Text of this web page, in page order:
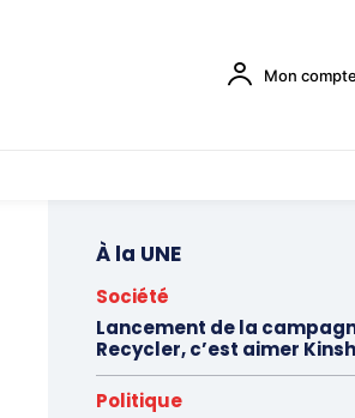
Mon compte
À la UNE
Société
Lancement de la
Recycler, c’est aimer
Politique